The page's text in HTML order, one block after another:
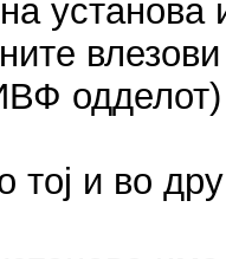
установа
одделот)
тој и во